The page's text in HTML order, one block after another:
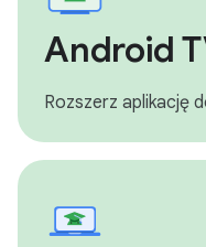
Android
Rozszerz aplikację